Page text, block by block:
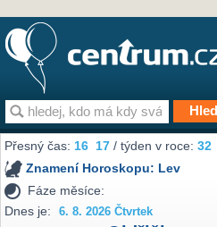
Přesný čas:16 17 / týden v roce:32
Znamení Horoskopu: Lev
Fáze měsíce:
Dnes je:
6. 8. 2026 Čtvrtek